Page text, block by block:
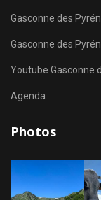
Gasconne des
Gasconne des
Youtube Gasconne
Agenda
Photos